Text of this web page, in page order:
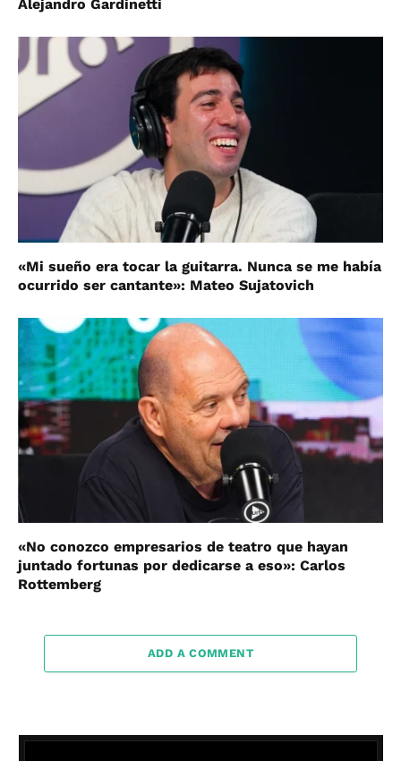
Alejandro Gardinetti
«Mi sueño era tocar la guitarra. Nunca se me había
ocurrido ser cantante»: Mateo Sujatovich
«No conozco empresarios de teatro que hayan
juntado fortunas por dedicarse a eso»: Carlos
Rottemberg
ADD A COMMENT